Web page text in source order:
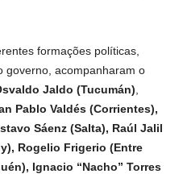
formações políticas,
governo, acompanharam o
Jaldo (Tucumán)
Pablo Valdés (Corrientes),
Sáenz (Salta), Raúl Jalil
Rogelio Frigerio (Entre
Ignacio “Nacho” Torres